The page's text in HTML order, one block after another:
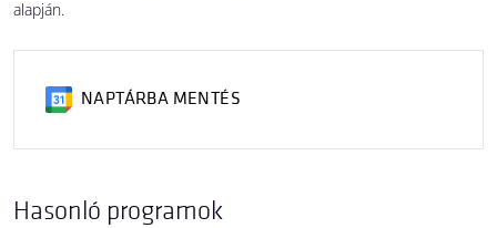
alapján.
NAPTÁRBA MENTÉS
Hasonló programok